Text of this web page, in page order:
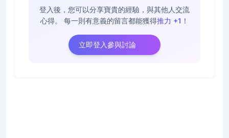
登入後，您可以分享寶貴的經驗，與其他人交流
心得。
每一則有意義的留言都能獲得推力 +1 ！
立即登入參與討論